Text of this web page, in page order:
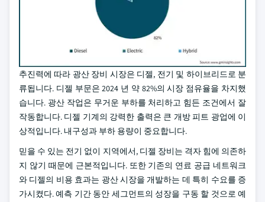
추진력에 따라 광산 장비 시장은 디젤, 전기 및 하이브리드로 분
류됩니다. 디젤 부문은 2024 년 약 82%의 시장 점유율을 차지했
습니다. 광산 작업은 무거운 부하를 처리하고 힘든 조건에서 잘
작동합니다. 디젤 기계의 강력한 출력은 큰 개방 피트 광업에 이
상적입니다. 내구성과 부하 용량이 중요합니다.
믿을 수 있는 전기 없이 지역에서, 디젤 장비는 격자 힘에 의존하
지 않기 때문에 근본적입니다. 또한 기존의 연료 공급 네트워크
와 디젤의 비용 효과는 광산 시장을 개발하는 데 특히 수요를 증
가시켰다. 예측 기간 동안 세그먼트의 성장을 구동 할 것으로 예